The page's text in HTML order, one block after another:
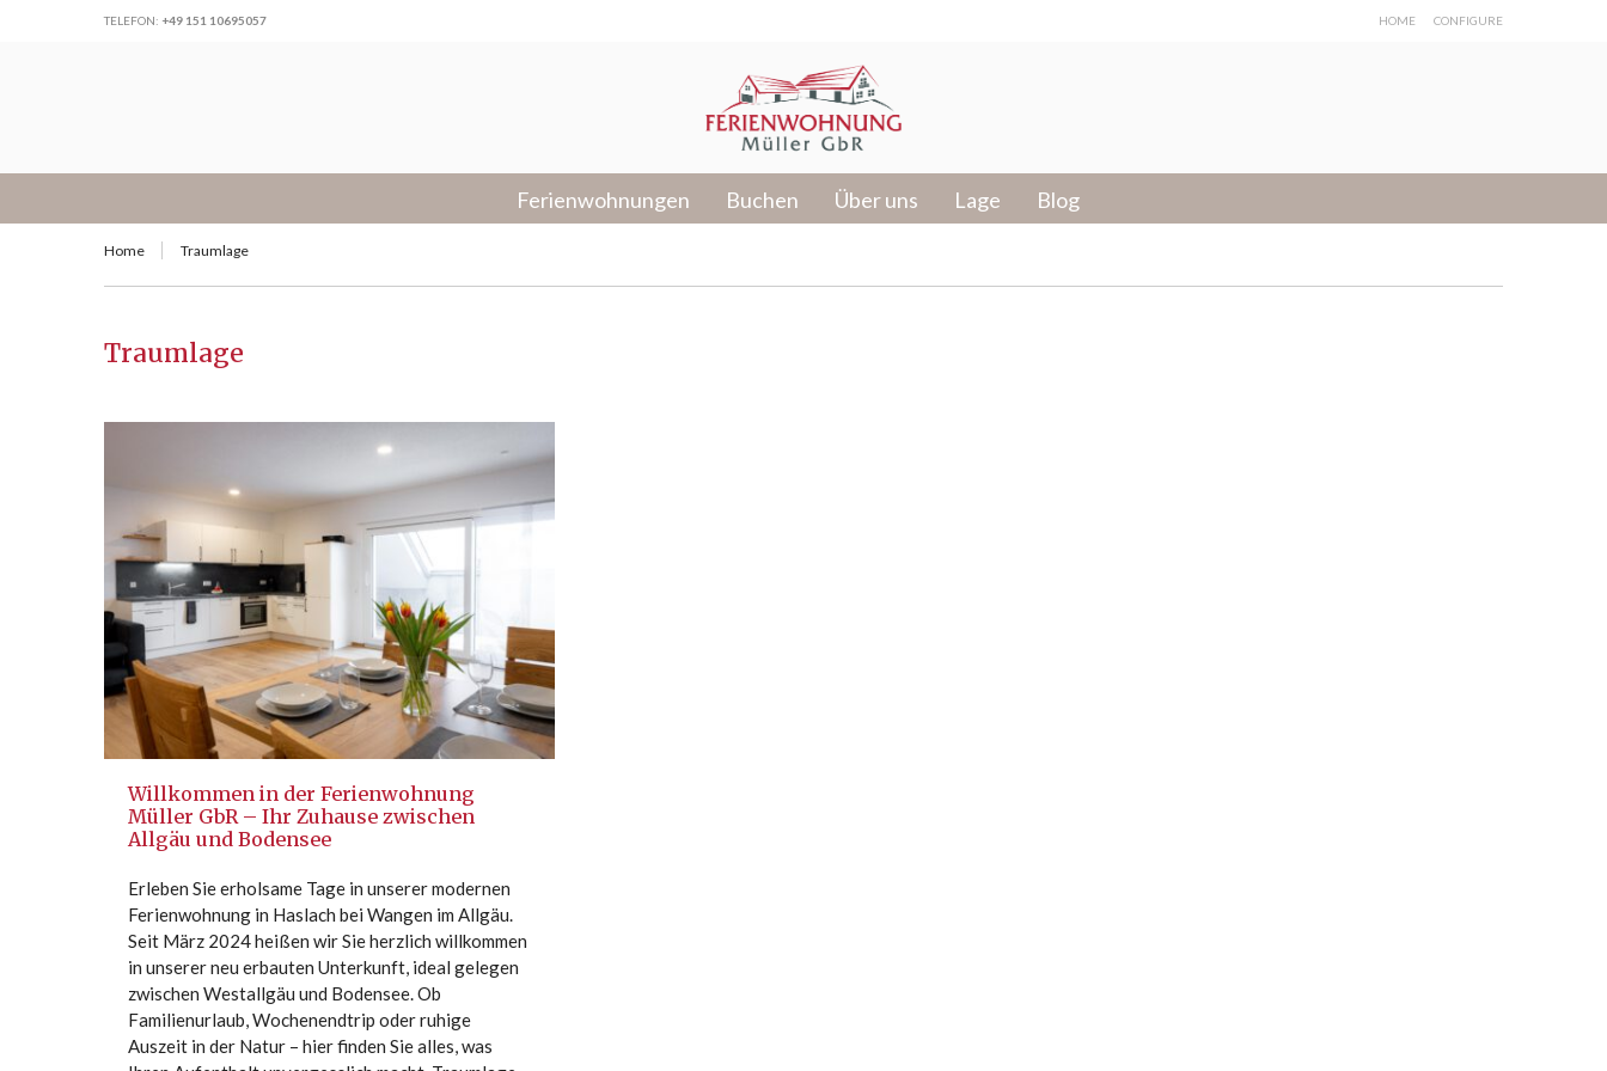
TELEFON: +49 151 10695057 HOME CONFIGURE
Ferienwohnungen Buchen Über uns Lage Blog
Home Traumlage
Traumlage
Willkommen in der Ferienwohnung
Müller GbR – Ihr Zuhause zwischen
Allgäu und Bodensee
Erleben Sie erholsame Tage in unserer modernen
Ferienwohnung in Haslach bei Wangen im Allgäu.
Seit März 2024 heißen wir Sie herzlich willkommen
in unserer neu erbauten Unterkunft, ideal gelegen
zwischen Westallgäu und Bodensee. Ob
Familienurlaub, Wochenendtrip oder ruhige
Auszeit in der Natur – hier finden Sie alles, was